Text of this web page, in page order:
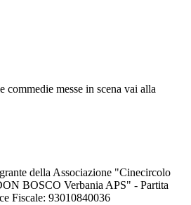
commedie messe in scena vai alla
della Associazione "Cinecircolo
BOSCO Verbania APS" - Partita
Fiscale: 93010840036